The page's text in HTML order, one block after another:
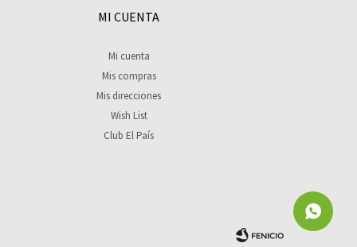
MI CUENTA
Mi cuenta
Mis compras
Mis direcciones
Wish List
Club El País